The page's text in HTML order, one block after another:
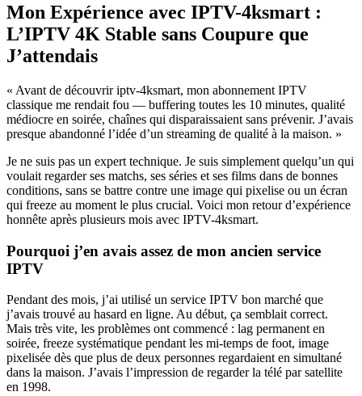
Mon Expérience avec IPTV-4ksmart :
L’IPTV 4K Stable sans Coupure que
J’attendais
« Avant de découvrir iptv-4ksmart, mon abonnement IPTV
classique me rendait fou — buffering toutes les 10 minutes, qualité
médiocre en soirée, chaînes qui disparaissaient sans prévenir. J’avais
presque abandonné l’idée d’un streaming de qualité à la maison. »
Je ne suis pas un expert technique. Je suis simplement quelqu’un qui
voulait regarder ses matchs, ses séries et ses films dans de bonnes
conditions, sans se battre contre une image qui pixelise ou un écran
qui freeze au moment le plus crucial. Voici mon retour d’expérience
honnête après plusieurs mois avec IPTV-4ksmart.
Pourquoi j’en avais assez de mon ancien service
IPTV
Pendant des mois, j’ai utilisé un service IPTV bon marché que
j’avais trouvé au hasard en ligne. Au début, ça semblait correct.
Mais très vite, les problèmes ont commencé : lag permanent en
soirée, freeze systématique pendant les mi-temps de foot, image
pixelisée dès que plus de deux personnes regardaient en simultané
dans la maison. J’avais l’impression de regarder la télé par satellite
en 1998.